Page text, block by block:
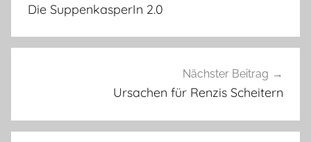
Die SuppenkasperIn 2.0
Nächster Beitrag
Ursachen für Renzis Scheitern